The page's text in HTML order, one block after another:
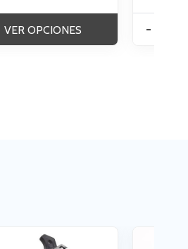
VER OPCIONES -